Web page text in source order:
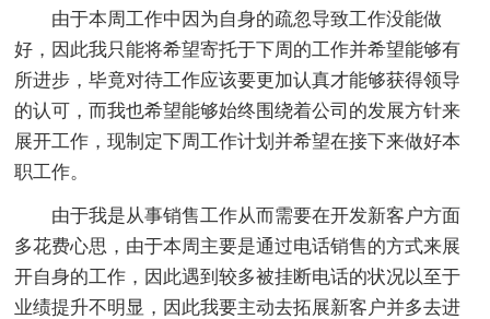
由于本周工作中因为自身的疏忽导致工作没能做
好，因此我只能将希望寄托于下周的工作并希望能够有
所进步，毕竟对待工作应该要更加认真才能够获得领导
的认可，而我也希望能够始终围绕着公司的发展方针来
展开工作，现制定下周工作计划并希望在接下来做好本
职工作。
由于我是从事销售工作从而需要在开发新客户方面
多花费心思，由于本周主要是通过电话销售的方式来展
开自身的工作，因此遇到较多被挂断电话的状况以至于
业绩提升不明显，因此我要主动去拓展新客户并多去进